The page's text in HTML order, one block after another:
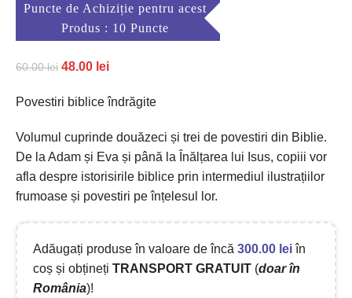
Puncte de Achiziție pentru acest
Produs : 10 Puncte
60.00lei 48.00 lei
Povestiri biblice îndrăgite
Volumul cuprinde douăzeci și trei de povestiri din Biblie.
De la Adam și Eva și până la Înălțarea lui Isus, copiii vor
afla despre istorisirile biblice prin intermediul ilustrațiilor
frumoase și povestiri pe înțelesul lor.
Adăugați produse în valoare de încă 300.00 leiîn
coș și obțineți TRANSPORT GRATUIT (doar în
România)!